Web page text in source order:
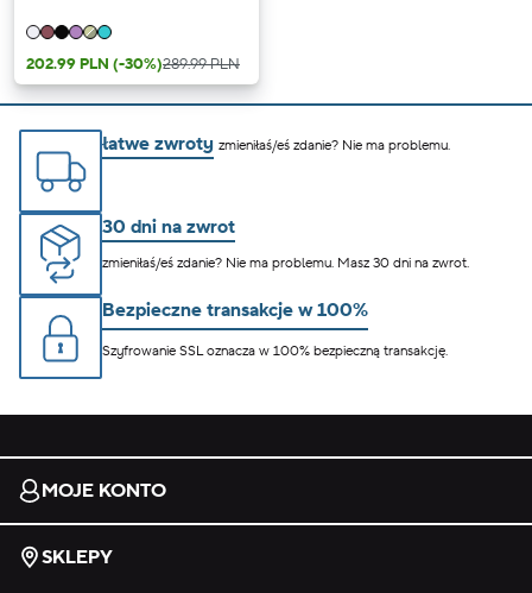
202.99 PLN (-30%)289.99 PLN
łatwe zwroty zmieniłaś/eś zdanie? Nie ma problemu.
30 dni na zwrot
zmieniłaś/eś zdanie? Nie ma problemu. Masz 30 dni na zwrot.
Bezpieczne transakcje w 100%
Szyfrowanie SSL oznacza w 100% bezpieczną transakcję.
MOJE KONTO
SKLEPY